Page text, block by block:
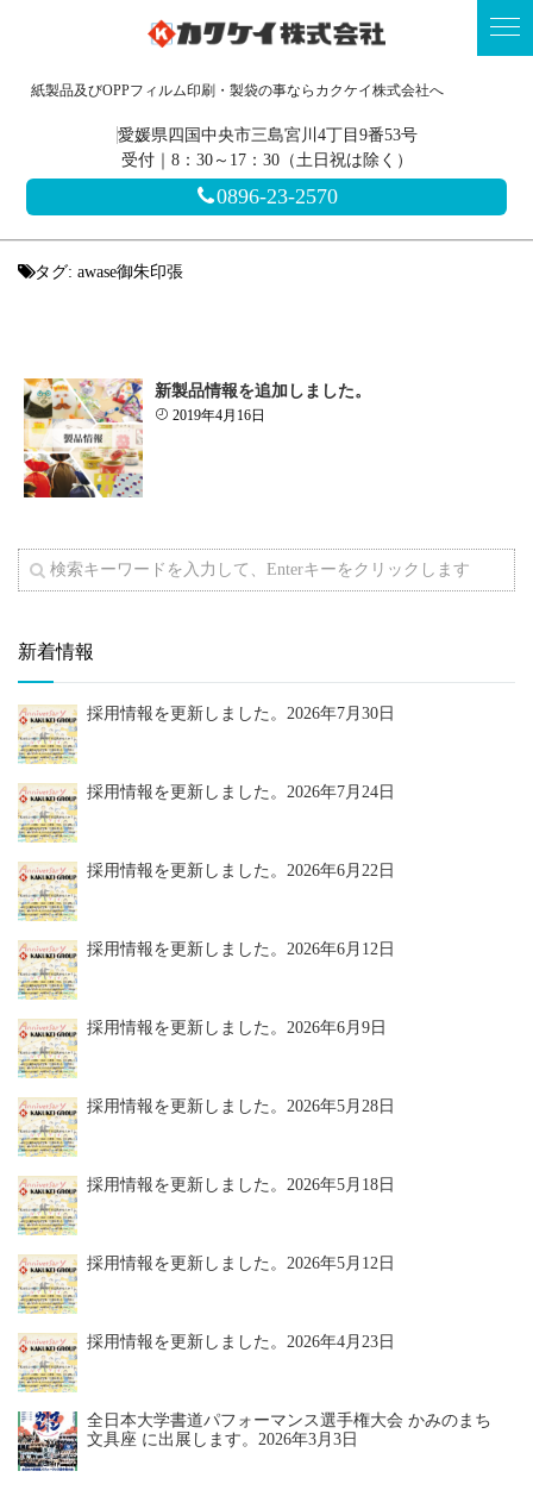
紙製品及びOPPフィルム印刷・製袋の事ならカクケイ株式会社へ
愛媛県四国中央市三島宮川4丁目9番53号
受付｜8：30～17：30（土日祝は除く）
0896-23-2570
タグ: awase御朱印張
新製品情報を追加しました。
2019年4月16日
新着情報
採用情報を更新しました。 2026年7月30日
採用情報を更新しました。 2026年7月24日
採用情報を更新しました。 2026年6月22日
採用情報を更新しました。 2026年6月12日
採用情報を更新しました。 2026年6月9日
採用情報を更新しました。 2026年5月28日
採用情報を更新しました。 2026年5月18日
採用情報を更新しました。 2026年5月12日
採用情報を更新しました。 2026年4月23日
全日本大学書道パフォーマンス選手権大会 かみのまち
文具座 に出展します。 2026年3月3日